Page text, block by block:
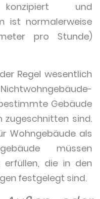
konzipiert und
ist normalerweise
pro Stunde)
Regel wesentlich
Gebäude
zugeschnitten sind.
Wohngebäude als
müssen
erfüllen, die in den
festgelegt sind.